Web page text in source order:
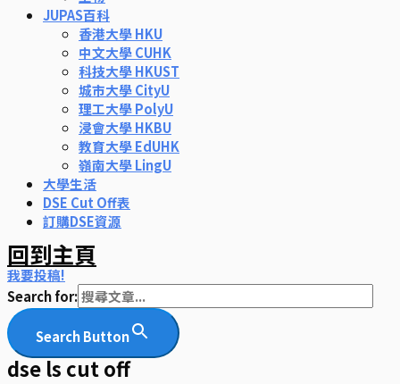
JUPAS百科
香港大學 HKU
中文大學 CUHK
科技大學 HKUST
城市大學 CityU
理工大學 PolyU
浸會大學 HKBU
教育大學 EdUHK
嶺南大學 LingU
大學生活
DSE Cut Off表
訂購DSE資源
回到主頁
我要投稿!
Search for:
Search Button
dse ls cut off